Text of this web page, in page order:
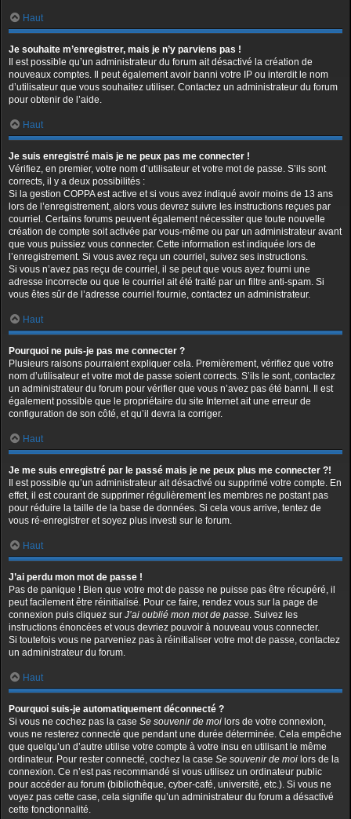
Haut
Je souhaite m’enregistrer, mais je n’y parviens pas !
Il est possible qu’un administrateur du forum ait désactivé la création de
nouveaux comptes. Il peut également avoir banni votre IP ou interdit le nom
d’utilisateur que vous souhaitez utiliser. Contactez un administrateur du forum
pour obtenir de l’aide.
Haut
Je suis enregistré mais je ne peux pas me connecter !
Vérifiez, en premier, votre nom d’utilisateur et votre mot de passe. S’ils sont
corrects, il y a deux possibilités :
Si la gestion COPPA est active et si vous avez indiqué avoir moins de 13 ans
lors de l’enregistrement, alors vous devrez suivre les instructions reçues par
courriel. Certains forums peuvent également nécessiter que toute nouvelle
création de compte soit activée par vous-même ou par un administrateur avant
que vous puissiez vous connecter. Cette information est indiquée lors de
l’enregistrement. Si vous avez reçu un courriel, suivez ses instructions.
Si vous n’avez pas reçu de courriel, il se peut que vous ayez fourni une
adresse incorrecte ou que le courriel ait été traité par un filtre anti-spam. Si
vous êtes sûr de l’adresse courriel fournie, contactez un administrateur.
Haut
Pourquoi ne puis-je pas me connecter ?
Plusieurs raisons pourraient expliquer cela. Premièrement, vérifiez que votre
nom d’utilisateur et votre mot de passe soient corrects. S’ils le sont, contactez
un administrateur du forum pour vérifier que vous n’avez pas été banni. Il est
également possible que le propriétaire du site Internet ait une erreur de
configuration de son côté, et qu’il devra la corriger.
Haut
Je me suis enregistré par le passé mais je ne peux plus me connecter ?!
Il est possible qu’un administrateur ait désactivé ou supprimé votre compte. En
effet, il est courant de supprimer régulièrement les membres ne postant pas
pour réduire la taille de la base de données. Si cela vous arrive, tentez de
vous ré-enregistrer et soyez plus investi sur le forum.
Haut
J’ai perdu mon mot de passe !
Pas de panique ! Bien que votre mot de passe ne puisse pas être récupéré, il
peut facilement être réinitialisé. Pour ce faire, rendez vous sur la page de
connexion puis cliquez sur J’ai oublié mon mot de passe. Suivez les
instructions énoncées et vous devriez pouvoir à nouveau vous connecter.
Si toutefois vous ne parveniez pas à réinitialiser votre mot de passe, contactez
un administrateur du forum.
Haut
Pourquoi suis-je automatiquement déconnecté ?
Si vous ne cochez pas la case Se souvenir de moi lors de votre connexion,
vous ne resterez connecté que pendant une durée déterminée. Cela empêche
que quelqu’un d’autre utilise votre compte à votre insu en utilisant le même
ordinateur. Pour rester connecté, cochez la case Se souvenir de moi lors de la
connexion. Ce n’est pas recommandé si vous utilisez un ordinateur public
pour accéder au forum (bibliothèque, cyber-café, université, etc.). Si vous ne
voyez pas cette case, cela signifie qu’un administrateur du forum a désactivé
cette fonctionnalité.